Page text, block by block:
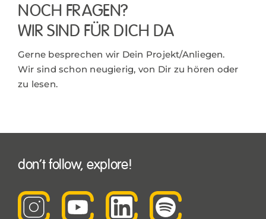
NOCH FRAGEN?
WIR SIND FÜR DICH DA
Gerne besprechen wir Dein Projekt/Anliegen.
Wir sind schon neugierig, von Dir zu hören oder
zu lesen.
don’t follow, explore!